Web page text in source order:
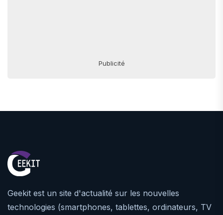
Publicité
Geekit est un site d'actualité sur les nouvelles
technologies (smartphones, tablettes, ordinateurs, TV